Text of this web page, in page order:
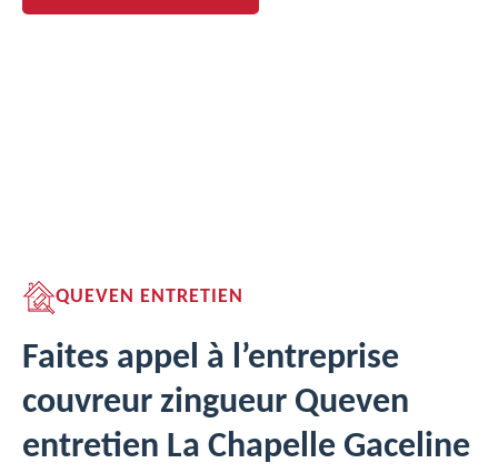
QUEVEN ENTRETIEN
Faites appel à l’entreprise
couvreur zingueur Queven
entretien La Chapelle Gaceline